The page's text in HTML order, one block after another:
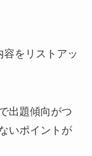
をリストアッ
出題傾向がつ
いポイントが